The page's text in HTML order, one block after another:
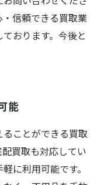
信頼できる買取業
おります。今後と
能
ことができる買取
買取も対応してい
に利用可能です。